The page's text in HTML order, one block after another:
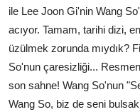
ile Lee Joon Gi'nin Wang
acıyor. Tamam, tarihi dizi,
üzülmek zorunda mıydık?
So'nun çaresizliği...
son sahne! Wang So'nun
Wang So, biz de seni